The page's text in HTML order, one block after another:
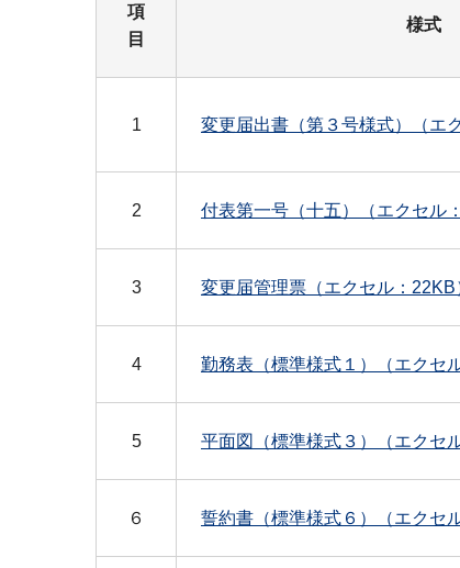
項
目
様式
1 変更届出書（第３号様式）（エ
2 付表第一号（十五）（エクセル
3 変更届管理票（エクセル：22KB
4 勤務表（標準様式１）（エクセ
5 平面図（標準様式３）（エクセ
６ 誓約書（標準様式６）（エクセ